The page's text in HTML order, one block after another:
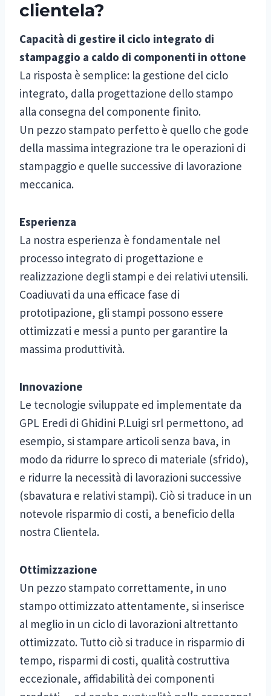
clientela?
Capacità di gestire il ciclo integrato di
stampaggio a caldo di componenti in ottone
La risposta è semplice: la gestione del ciclo
integrato, dalla progettazione dello stampo
alla consegna del componente finito.
Un pezzo stampato perfetto è quello che gode
della massima integrazione tra le operazioni di
stampaggio e quelle successive di lavorazione
meccanica.
Esperienza
La nostra esperienza è fondamentale nel
processo integrato di progettazione e
realizzazione degli stampi e dei relativi utensili.
Coadiuvati da una efficace fase di
prototipazione, gli stampi possono essere
ottimizzati e messi a punto per garantire la
massima produttività.
Innovazione
Le tecnologie sviluppate ed implementate da
GPL Eredi di Ghidini P.Luigi srl permettono, ad
esempio, si stampare articoli senza bava, in
modo da ridurre lo spreco di materiale (sfrido),
e ridurre la necessità di lavorazioni successive
(sbavatura e relativi stampi). Ciò si traduce in un
notevole risparmio di costi, a beneficio della
nostra Clientela.
Ottimizzazione
Un pezzo stampato correttamente, in uno
stampo ottimizzato attentamente, si inserisce
al meglio in un ciclo di lavorazioni altrettanto
ottimizzato. Tutto ciò si traduce in risparmio di
tempo, risparmi di costi, qualità costruttiva
eccezionale, affidabilità dei componenti